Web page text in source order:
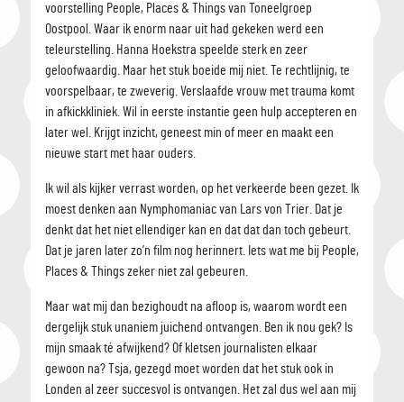
voorstelling People, Places & Things van Toneelgroep
Oostpool. Waar ik enorm naar uit had gekeken werd een
teleurstelling. Hanna Hoekstra speelde sterk en zeer
geloofwaardig. Maar het stuk boeide mij niet. Te rechtlijnig, te
voorspelbaar, te zweverig. Verslaafde vrouw met trauma komt
in afkickkliniek. Wil in eerste instantie geen hulp accepteren en
later wel. Krijgt inzicht, geneest min of meer en maakt een
nieuwe start met haar ouders.
Ik wil als kijker verrast worden, op het verkeerde been gezet. Ik
moest denken aan Nymphomaniac van Lars von Trier. Dat je
denkt dat het niet ellendiger kan en dat dat dan toch gebeurt.
Dat je jaren later zo’n film nog herinnert. Iets wat me bij People,
Places & Things zeker niet zal gebeuren.
Maar wat mij dan bezighoudt na afloop is, waarom wordt een
dergelijk stuk unaniem juichend ontvangen. Ben ik nou gek? Is
mijn smaak té afwijkend? Of kletsen journalisten elkaar
gewoon na? Tsja, gezegd moet worden dat het stuk ook in
Londen al zeer succesvol is ontvangen. Het zal dus wel aan mij